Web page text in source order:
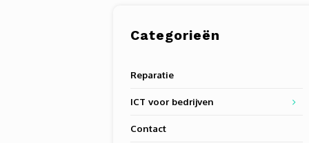
Categorieën
Reparatie
ICT voor bedrijven
Contact